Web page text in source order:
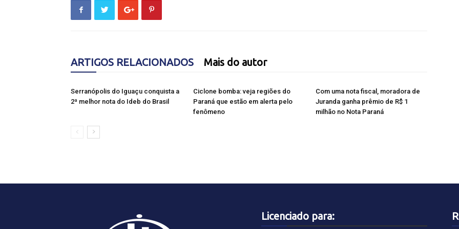
ARTIGOS RELACIONADOS Mais do autor
Serranópolis do Iguaçu conquista a
2ª melhor nota do Ideb do Brasil
Ciclone bomba: veja regiões do
Paraná que estão em alerta pelo
fenômeno
Com uma nota fiscal, moradora de
Juranda ganha prêmio de R$ 1
milhão no Nota Paraná
Licenciado para: